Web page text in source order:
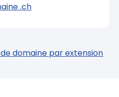
.ch
domaine par extension